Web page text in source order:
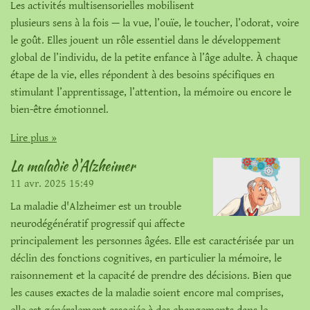
Les activités multisensorielles mobilisent
plusieurs sens à la fois — la vue, l’ouïe, le toucher, l’odorat, voire
le goût. Elles jouent un rôle essentiel dans le développement
global de l’individu, de la petite enfance à l’âge adulte. À chaque
étape de la vie, elles répondent à des besoins spécifiques en
stimulant l’apprentissage, l’attention, la mémoire ou encore le
bien-être émotionnel.
Lire plus »
La maladie d'Alzheimer
11 avr. 2025 15:49
La maladie d'Alzheimer est un trouble
neurodégénératif progressif qui affecte
principalement les personnes âgées. Elle est caractérisée par un
déclin des fonctions cognitives, en particulier la mémoire, le
raisonnement et la capacité de prendre des décisions. Bien que
les causes exactes de la maladie soient encore mal comprises,